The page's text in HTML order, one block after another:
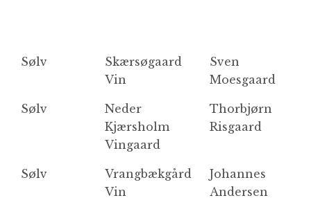
Sølv
Skærsøgaard
Vin
Sven
Moesgaard
Sølv
Neder
Kjærsholm
Vingaard
Thorbjørn
Risgaard
Sølv
Vrangbækgård
Vin
Johannes
Andersen